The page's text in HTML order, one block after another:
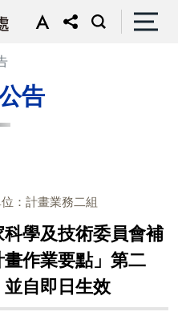
告
：計畫業務二組
學及技術委員會補
作業要點」第二
自即日生效